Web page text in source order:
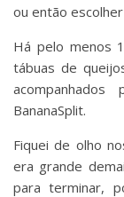
ou então
Há pelo menos
tábuas de
BananaSplit.
Fiquei de olho
era grande
para terminar,